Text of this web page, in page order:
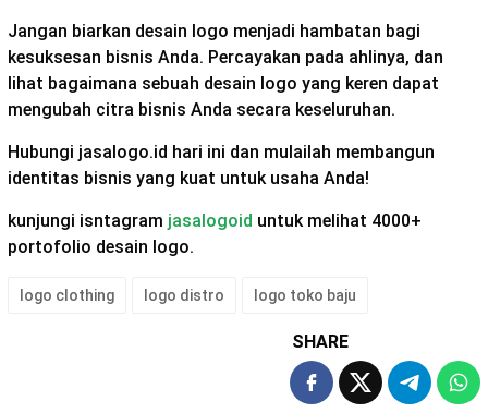
Jangan biarkan desain logo menjadi hambatan bagi
kesuksesan bisnis Anda. Percayakan pada ahlinya, dan
lihat bagaimana sebuah desain logo yang keren dapat
mengubah citra bisnis Anda secara keseluruhan.
Hubungi jasalogo.id hari ini dan mulailah membangun
identitas bisnis yang kuat untuk usaha Anda!
kunjungi isntagram jasalogoid untuk melihat 4000+
portofolio desain logo.
logo clothing logo distro logo toko baju
SHARE